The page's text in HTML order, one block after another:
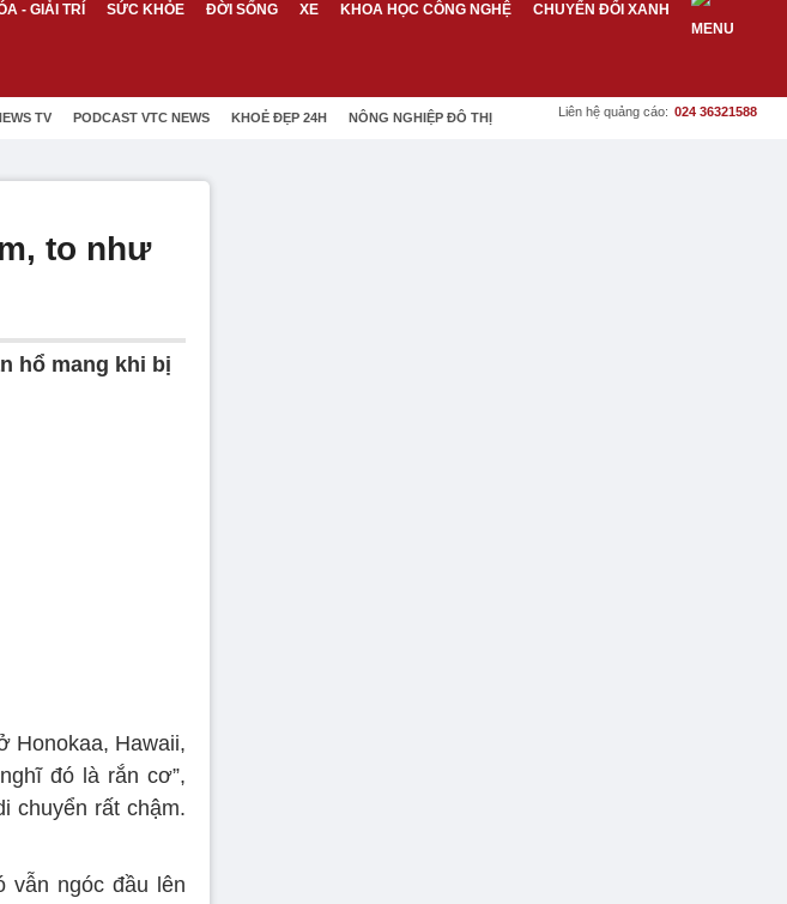
- GIẢI TRÍ SỨC KHỎE ĐỜI SỐNG XE KHOA HỌC CÔNG NGHỆ CHUYỂN ĐỔI XANH
TV PODCAST VTC NEWS KHOẺ ĐẸP 24H NÔNG NGHIỆP ĐÔ THỊ Liên hệ quảng cáo: 024 36321588
to như
hổ mang khi bị
Honokaa, Hawaii,
đó là rắn cơ”,
chuyển rất chậm.
vẫn ngóc đầu lên